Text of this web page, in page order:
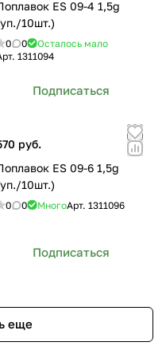
ES 09-4 1,5g
10шт.)
0 0
Осталось мало
1311094
Подписаться
руб.
ES 09-6 1,5g
10шт.)
0 0 МногоАрт. 1311096
Подписаться
еще